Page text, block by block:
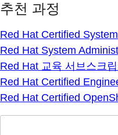
추천 과정
Red Hat Certified
Red Hat System
Red Hat 교육 서브스크
Red Hat Certified
Red Hat Certified